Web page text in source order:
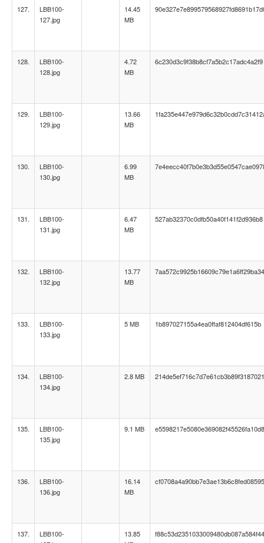
127.
LBB100-
127.jpg
14.45
MB
128.
LBB100-
128.jpg
4.72
MB
6c230d3c9f38b8cf7a5b2c17adc4a2f9
129.
LBB100-
129.jpg
13.66
MB
130.
LBB100-
130.jpg
6.99
MB
131.
LBB100-
131.jpg
6.47
MB
527ab32370c0dfb50a40f141f2d936b8
132.
LBB100-
132.jpg
13.77
MB
7aa572c9925b16609c79e1a6ff29ba34
133.
LBB100-
133.jpg
5 MB 1b897027155a4ea0ffaf812404df615b
134.
LBB100-
134.jpg
2.8 MB 214de5ef716c7d7e61cb3b89f3187021
135.
LBB100-
135.jpg
9.1 MB e5598217e5080e369082f45526fa10d8
136.
LBB100-
136.jpg
16.14
MB
cf0708a4a90bb7e3ae13b6c8fed08595
137.
LBB100-
13.85
f88c53d2351033009480db087a584f44